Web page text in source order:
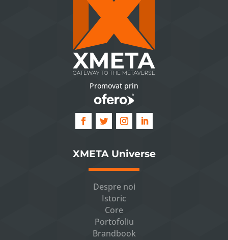
Promovat prin
XMETA Universe
Despre noi
Istoric
Core
Portofoliu
Brandbook